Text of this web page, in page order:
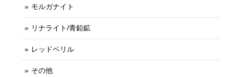
モルガナイト
リナライト/青鉛鉱
レッドベリル
その他